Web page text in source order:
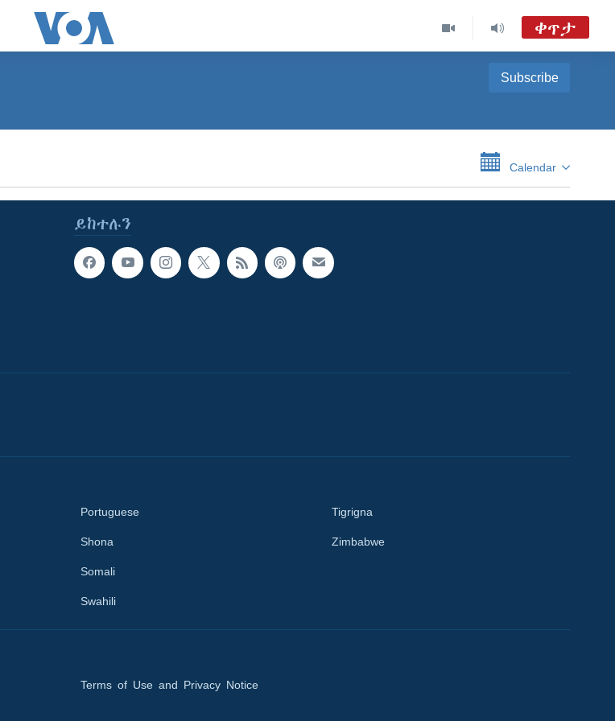
ቀጥታ
Subscribe
Apple Podcasts
ይድረሰኝ / ይላክልኝ
Calendar
ይከተሉን
Portuguese
Shona
Somali
Swahili
Tigrigna
Zimbabwe
Terms of Use and Privacy Notice